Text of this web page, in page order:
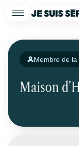
Membre de la
Maison